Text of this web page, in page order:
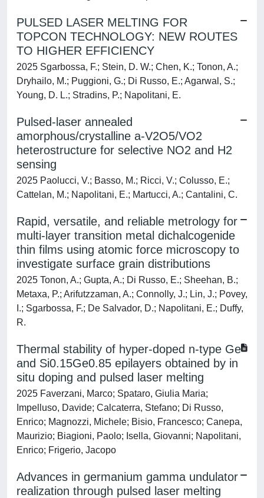
PULSED LASER MELTING FOR
TOPCON TECHNOLOGY: NEW ROUTES
TO HIGHER EFFICIENCY
2025 Sgarbossa, F.; Stein, D. W.; Chen, K.; Tonon, A.;
Dryhailo, M.; Puggioni, G.; Di Russo, E.; Agarwal, S.;
Young, D. L.; Stradins, P.; Napolitani, E.
Pulsed-laser annealed
amorphous/crystalline a-V2O5/VO2
heterostructure for selective NO2 and H2
sensing
2025 Paolucci, V.; Basso, M.; Ricci, V.; Colusso, E.;
Cattelan, M.; Napolitani, E.; Martucci, A.; Cantalini, C.
Rapid, versatile, and reliable metrology for
multi-layer transition metal dichalcogenide
thin films using atomic force microscopy to
investigate surface grain distributions
2025 Tonon, A.; Gupta, A.; Di Russo, E.; Sheehan, B.;
Metaxa, P.; Arifutzzaman, A.; Connolly, J.; Lin, J.; Povey,
I.; Sgarbossa, F.; De Salvador, D.; Napolitani, E.; Duffy,
R.
Thermal stability of hyper-doped n-type Ge
and Si0.15Ge0.85 epilayers obtained by in
situ doping and pulsed laser melting
2025 Faverzani, Marco; Spataro, Giulia Maria;
Impelluso, Davide; Calcaterra, Stefano; Di Russo,
Enrico; Magnozzi, Michele; Bisio, Francesco; Canepa,
Maurizio; Biagioni, Paolo; Isella, Giovanni; Napolitani,
Enrico; Frigerio, Jacopo
Advances in germanium gamma undulator
realization through pulsed laser melting